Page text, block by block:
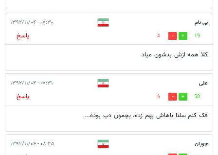
بی نام ۰۷:۳۰ - ۱۳۹۲/۱۱/۰۴
19
4
پاسخ
کلا همه ازش بدشون میاد
علی ۰۷:۳۱ - ۱۳۹۲/۱۱/۰۴
58
6
پاسخ
فک کنم سلنا باهاش بهم زده، بچمون دپ بوده...
چوپان ۰۸:۳۵ - ۱۳۹۲/۱۱/۰۴